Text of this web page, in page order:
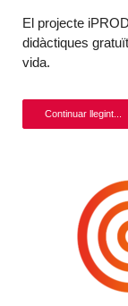
El projecte
didàctiques
vida.
Continuar llegint...